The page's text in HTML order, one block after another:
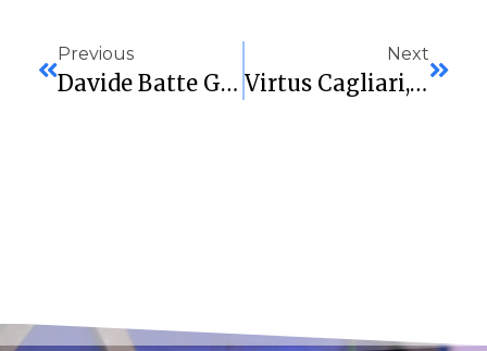
Previous
Davide Batte Golia Al Pala Restivo: Sardegna Marmi, Serata Da Sogno Contro La Prima Della Classe
Next
Virtus Cagliari, Blackout A Viterbo: Un’occasione Persa Che Scotta. La Salvezza Torna In Bilico